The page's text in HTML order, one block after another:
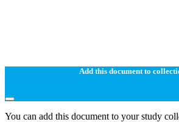
Add this document to
You can add this document to your study